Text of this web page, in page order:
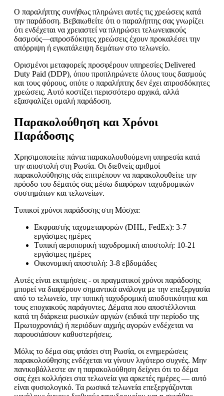
Ο παραλήπτης συνήθως πληρώνει αυτές τις χρεώσεις κατά
την παράδοση. Βεβαιωθείτε ότι ο παραλήπτης σας γνωρίζει
ότι ενδέχεται να χρειαστεί να πληρώσει τελωνειακούς
δασμούς—απροσδόκητες χρεώσεις έχουν προκαλέσει την
απόρριψη ή εγκατάλειψη δεμάτων στο τελωνείο.
Ορισμένοι μεταφορείς προσφέρουν υπηρεσίες Delivered
Duty Paid (DDP), όπου προπληρώνετε όλους τους δασμούς
και τους φόρους, οπότε ο παραλήπτης δεν έχει απροσδόκητες
χρεώσεις. Αυτό κοστίζει περισσότερο αρχικά, αλλά
εξασφαλίζει ομαλή παράδοση.
Παρακολούθηση και Χρόνοι
Παράδοσης
Χρησιμοποιείτε πάντα παρακολουθούμενη υπηρεσία κατά
την αποστολή στη Ρωσία. Οι διεθνείς αριθμοί
παρακολούθησης σάς επιτρέπουν να παρακολουθείτε την
πρόοδο του δέματός σας μέσω διαφόρων ταχυδρομικών
συστημάτων και τελωνείων.
Τυπικοί χρόνοι παράδοσης στη Μόσχα:
Εκφραστής ταχυμεταφορών (DHL, FedEx): 3-7
εργάσιμες ημέρες
Τυπική αεροπορική ταχυδρομική αποστολή: 10-21
εργάσιμες ημέρες
Οικονομική αποστολή: 3-8 εβδομάδες
Αυτές είναι εκτιμήσεις - οι πραγματικοί χρόνοι παράδοσης
μπορεί να διαφέρουν σημαντικά ανάλογα με την επεξεργασία
από το τελωνείο, την τοπική ταχυδρομική αποδοτικότητα και
τους εποχιακούς παράγοντες. Δέματα που αποστέλλονται
κατά τη διάρκεια ρωσικών αργιών (ειδικά την περίοδο της
Πρωτοχρονιάς) ή περιόδων αιχμής αγορών ενδέχεται να
παρουσιάσουν καθυστερήσεις.
Μόλις το δέμα σας φτάσει στη Ρωσία, οι ενημερώσεις
παρακολούθησης ενδέχεται να γίνουν λιγότερο συχνές. Μην
πανικοβάλλεστε αν η παρακολούθηση δείχνει ότι το δέμα
σας έχει κολλήσει στα τελωνεία για αρκετές ημέρες — αυτό
είναι φυσιολογικό. Τα ρωσικά τελωνεία επεξεργάζονται